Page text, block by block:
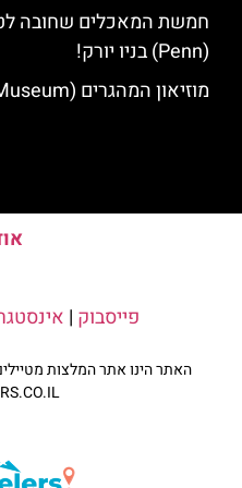
חמשת המאכלים שחובה
(Penn) בניו יורק!
מוזיאון המהגרים (Tenement Museum) בניו יורק
פייסבוק |
האתר הינו אתר המלצות